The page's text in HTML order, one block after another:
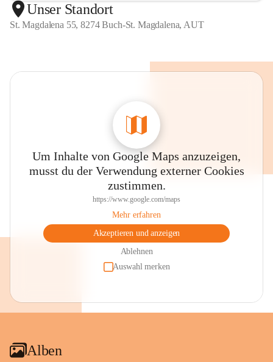
Unser Standort
St. Magdalena 55, 8274 Buch-St. Magdalena, AUT
Um Inhalte von Google Maps anzuzeigen,
musst du der Verwendung externer Cookies
zustimmen.
https://www.google.com/maps
Mehr erfahren
Akzeptieren und anzeigen
Ablehnen
Auswahl merken
Alben